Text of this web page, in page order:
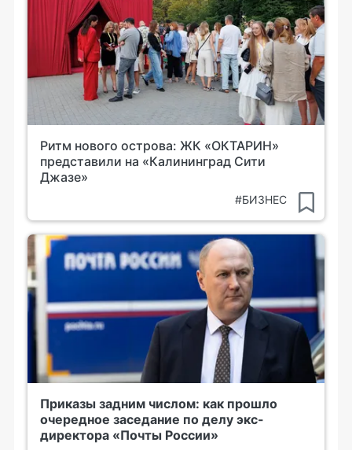
Ритм нового острова: ЖК «ОКТАРИН»
представили на «Калининград Сити
Джазе»
#БИЗНЕС
Приказы задним числом: как прошло
очередное заседание по делу экс-
директора «Почты России»